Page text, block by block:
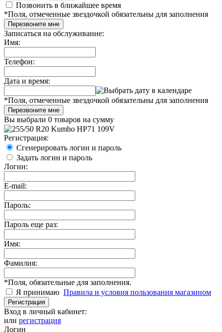
Позвонить в ближайшее время
*Поля, отмеченные звездочкой обязательны для заполнения
Перезвоните мне
Записаться на обслуживание:
Имя:
Телефон:
Дата и время:
*Поля, отмеченные звездочкой обязательны для заполнения
Перезвоните мне
Вы выбрали 0 товаров на сумму
Регистрация:
Сгенерировать логин и пароль
Задать логин и пароль
Логин:
E-mail:
Пароль:
Пароль еще раз:
Имя:
Фамилия:
*Поля, обязательные для заполнения.
Я принимаю Правила и условия пользования магазином
Регистрация
Вход в личный кабинет:
или регистрация
Логин